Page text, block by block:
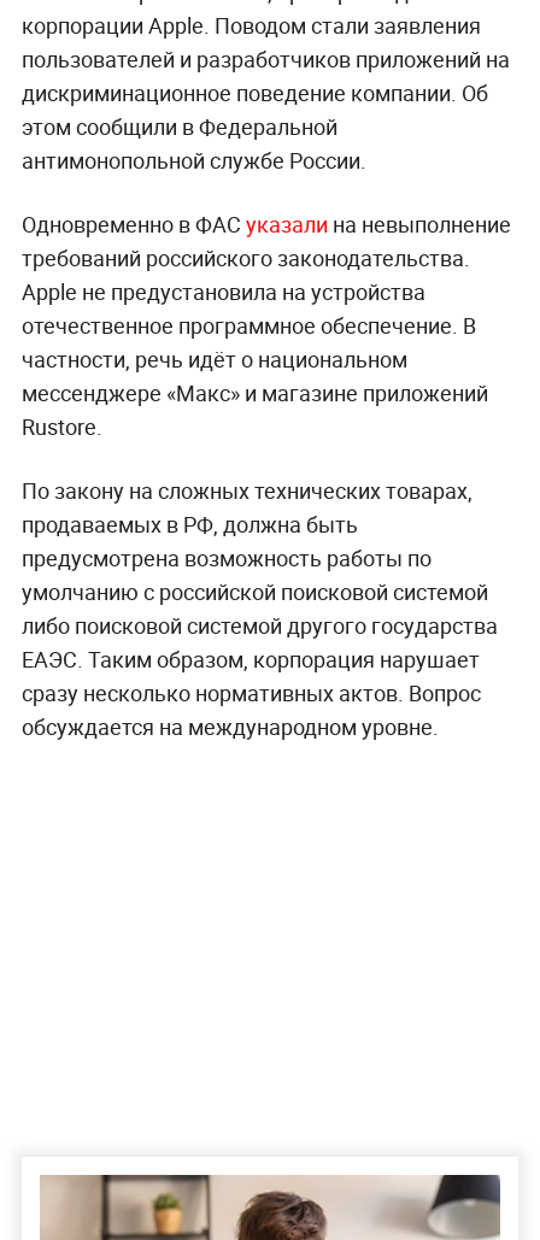
корпорации Apple. Поводом стали заявления
пользователей и разработчиков приложений на
дискриминационное поведение компании. Об
этом сообщили в Федеральной
антимонопольной службе России.
Одновременно в ФАС указали на невыполнение
требований российского законодательства.
Apple не предустановила на устройства
отечественное программное обеспечение. В
частности, речь идёт о национальном
мессенджере «Макс» и магазине приложений
Rustore.
По закону на сложных технических товарах,
продаваемых в РФ, должна быть
предусмотрена возможность работы по
умолчанию с российской поисковой системой
либо поисковой системой другого государства
ЕАЭС. Таким образом, корпорация нарушает
сразу несколько нормативных актов. Вопрос
обсуждается на международном уровне.